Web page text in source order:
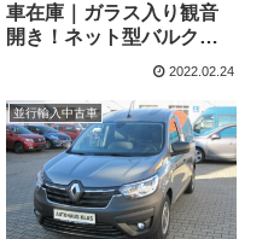
車在庫｜ガラス入り観音
開き！ネット型バルクヘ
ッド！新型ルノー エクス
左ハンドル
2022.02.24
並行輸入中古車